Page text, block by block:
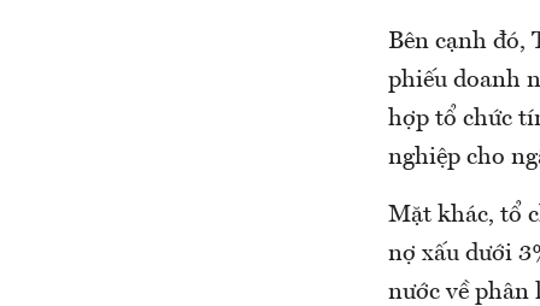
Bên cạnh đó,
phiếu doanh
hợp tổ chức
nghiệp cho
Mặt khác, tổ
nợ xấu dưới
nước về